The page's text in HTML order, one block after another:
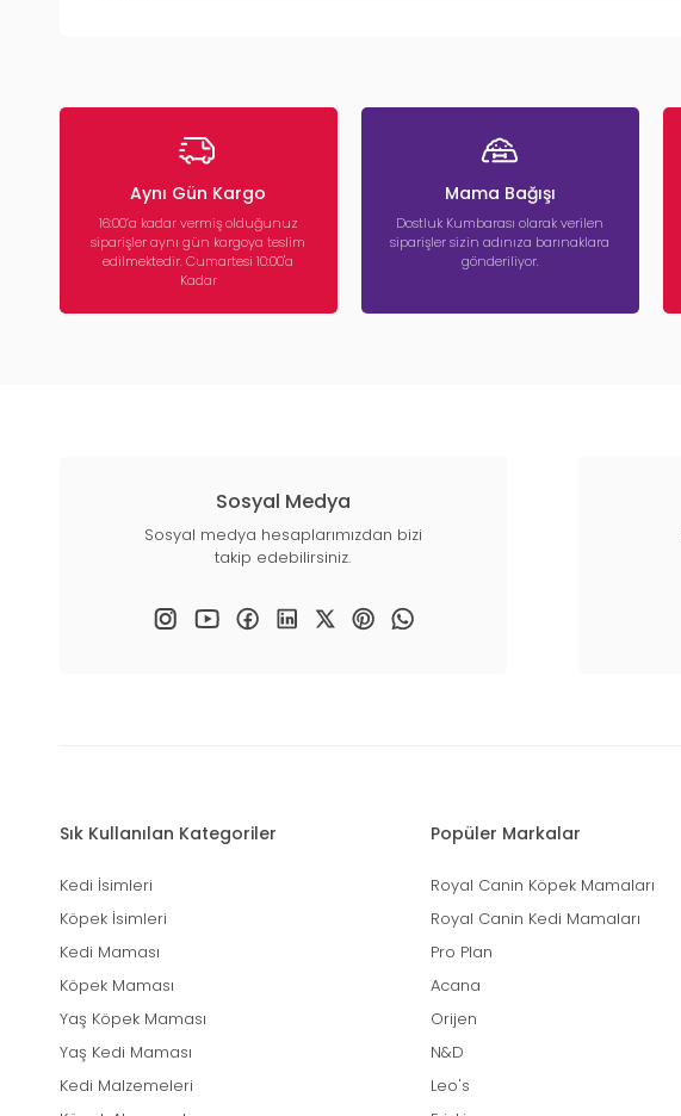
Aynı Gün Kargo
16:00’a kadar vermiş olduğunuz
siparişler aynı gün kargoya teslim
edilmektedir. Cumartesi 10:00'a
Kadar
Mama Bağışı
Dostluk Kumbarası olarak verilen
siparişler sizin adınıza barınaklara
gönderiliyor.
Sosyal Medya
Sosyal medya hesaplarımızdan bizi
takip edebilirsiniz.
Sık Kullanılan Kategoriler
Kedi İsimleri
Köpek İsimleri
Kedi Maması
Köpek Maması
Yaş Köpek Maması
Yaş Kedi Maması
Kedi Malzemeleri
Popüler Markalar
Royal Canin Köpek Mamaları
Royal Canin Kedi Mamaları
Pro Plan
Acana
Orijen
N&D
Leo's